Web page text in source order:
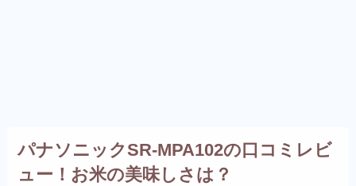
パナソニックSR-MPA102の口コミレビ
ュー！お米の美味しさは？